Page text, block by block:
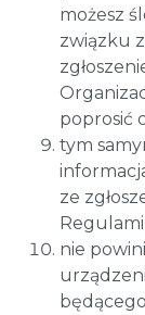
możesz
związku
poprosić
tym
ze
nie